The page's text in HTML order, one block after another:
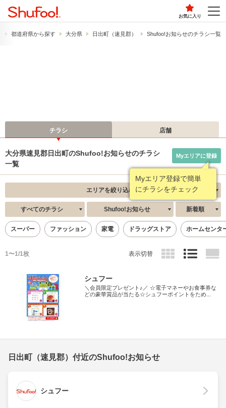
お気に入り
都道府県から探す 大分県 日出町（速見郡） Shufoo!お知らせのチラシ一覧
チラシ 店舗
大分県速見郡日出町のShufoo!お知らせのチラシ
一覧
Myエリア登録で簡単
にチラシをチェック
Myエリアに登録
エリアを絞り込む
すべてのチラシ Shufoo!お知らせ 新着順
スーパー ファッション 家電 ドラッグストア ホームセンタ
1〜1/1枚 表示切替
シュフー
＼会員限定プレゼント♪／ ☆電子マネーやお食事券な
どの豪華賞品が当たる☆シュフーポイントをため...
日出町（速見郡）付近のShufoo!お知らせ
シュフー